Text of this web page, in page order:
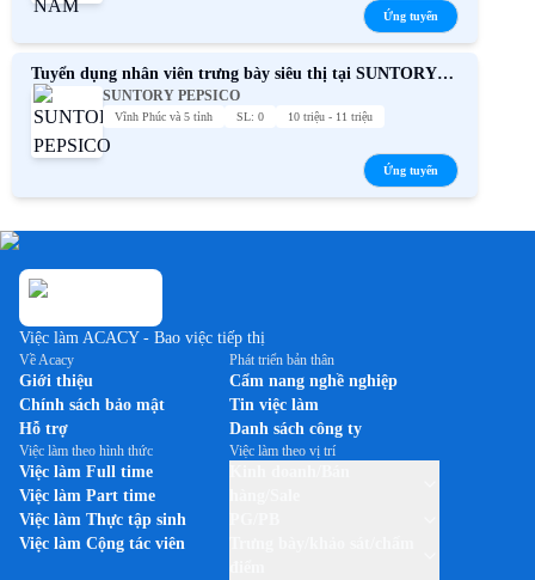
Ứng tuyển
Tuyển dụng nhân viên trưng bày siêu thị tại SUNTORY
PEPSICO toàn quốc
SUNTORY PEPSICO
Vĩnh Phúc và 5 tỉnh SL: 0 10 triệu - 11 triệu
Ứng tuyển
Việc làm ACACY - Bao việc tiếp thị
Về Acacy
Giới thiệu
Chính sách bảo mật
Hỗ trợ
Phát triển bản thân
Cẩm nang nghề nghiệp
Tin việc làm
Danh sách công ty
Việc làm theo hình thức
Việc làm Full time
Việc làm Part time
Việc làm Thực tập sinh
Việc làm Cộng tác viên
Việc làm theo vị trí